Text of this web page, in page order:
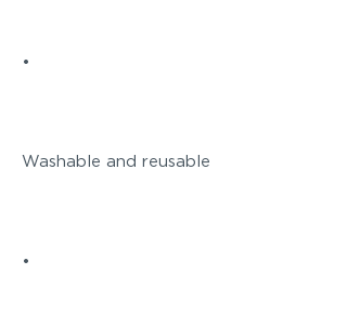
•
Washable and reusable
•